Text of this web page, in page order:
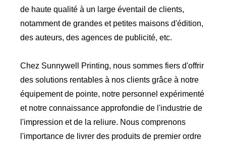
de haute qualité à un large éventail de clients,
notamment de grandes et petites maisons d'édition,
des auteurs, des agences de publicité, etc.
Chez Sunnywell Printing, nous sommes fiers d'offrir
des solutions rentables à nos clients grâce à notre
équipement de pointe, notre personnel expérimenté
et notre connaissance approfondie de l'industrie de
l'impression et de la reliure. Nous comprenons
l'importance de livrer des produits de premier ordre